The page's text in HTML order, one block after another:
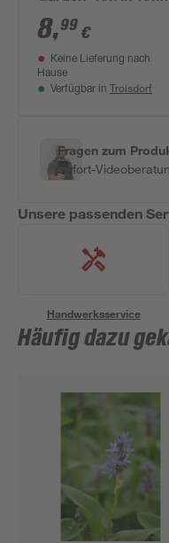
19 cm Topf
8,99 €
Keine Lieferung nach
Hause
Verfügbar in Troisdorf
Fragen zum
Sofort-
Unsere passenden
Handwerksservice
Häufig dazu